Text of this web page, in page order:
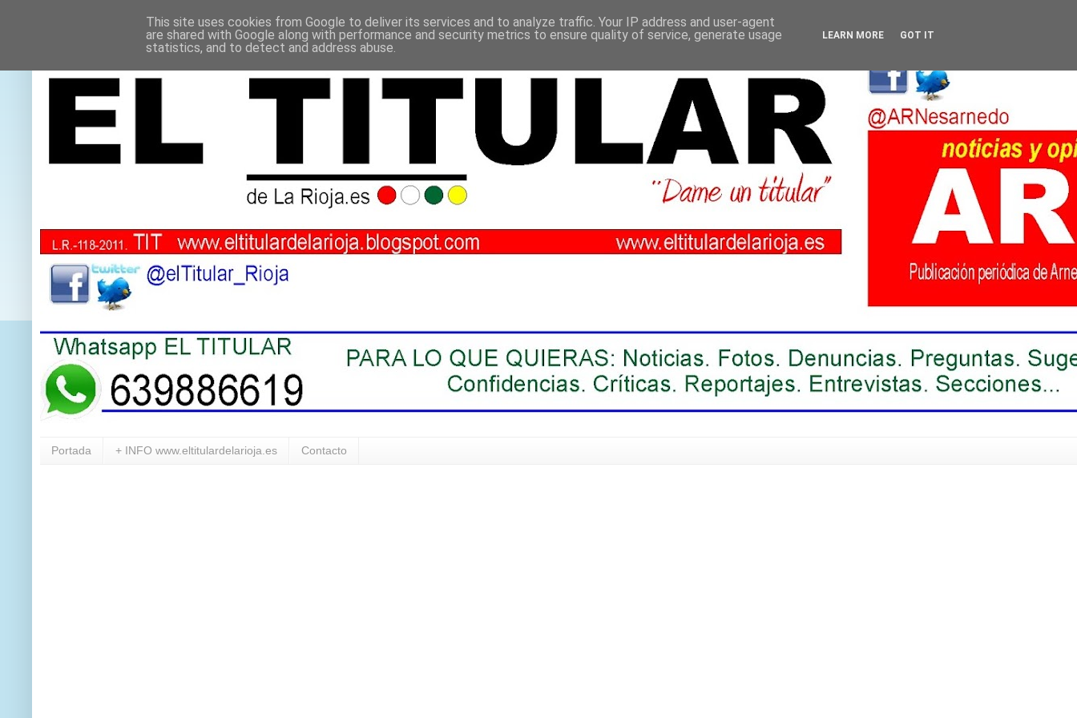
Portada + INFO www.eltitulardelarioja.es Contacto
This site uses cookies from Google to deliver its services and to analyze traffic. Your IP address and user-agent
are shared with Google along with performance and security metrics to ensure quality of service, generate usage
statistics, and to detect and address abuse.
LEARN MORE GOT IT